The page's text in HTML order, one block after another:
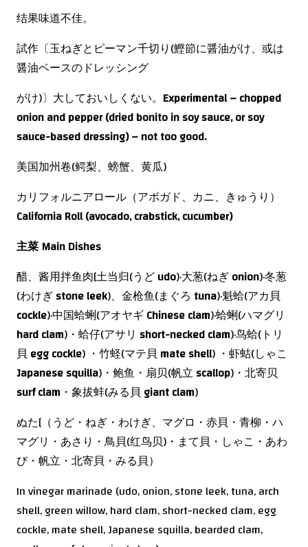
结果味道不佳。
試作〔玉ねぎとピーマン千切り(鰹節に醤油がけ、或は
醤油ベースのドレッシング
がけ)〕大しておいしくない。 Experimental – chopped
onion and pepper (dried bonito in soy sauce, or soy
sauce-based dressing) – not too good.
美国加州卷(鳄梨、螃蟹、黄瓜)
カリフォルニアロール（アボガド、カニ、きゅうり）
California Roll (avocado, crabstick, cucumber)
主菜 Main Dishes
醋、酱用拌鱼肉[土当归(うどudo)·大葱(ねぎonion)·冬葱
(わけぎstone leek)、金枪鱼(まぐろ tuna)·魁蛤(アカ貝
cockle)·中国蛤蜊(アオヤギChinese clam)·蛤蜊(ハマグリ
hard clam)・蛤仔(アサリ short-necked clam)·鸟蛤(トリ
貝egg cockle) ・竹蛏(マテ貝mate shell) ・虾蛄(しゃこ
Japanese squilla)・鲍鱼・扇贝(帆立scallop)・北寄贝
surf clam ・象拔蚌(みる貝giant clam)
ぬた[（うど・ねぎ・わけぎ、マグロ・赤貝・青柳・ハ
マグリ・あさり・鳥貝(红鸟贝)・まて貝・しゃこ・あわ
び・帆立・北寄貝・みる貝）
In vinegar marinade (udo, onion, stone leek, tuna, arch
shell, green willow, hard clam, short-necked clam, egg
cockle, mate shell, Japanese squilla, bearded clam,